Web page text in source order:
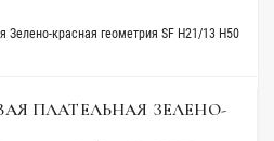
Зелено-красная геометрия SF H21/13 H50
ПЛАТЕЛЬНАЯ ЗЕЛЕНО-